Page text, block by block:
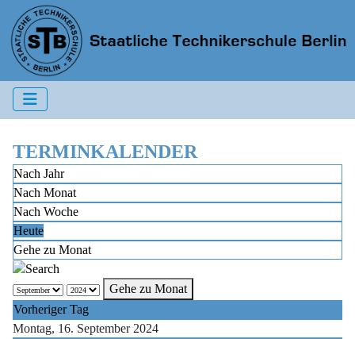
TERMINKALENDER
Nach Jahr
Nach Monat
Nach Woche
Heute
Gehe zu Monat
Gehe zu Monat
Vorheriger Tag
Montag, 16. September 2024